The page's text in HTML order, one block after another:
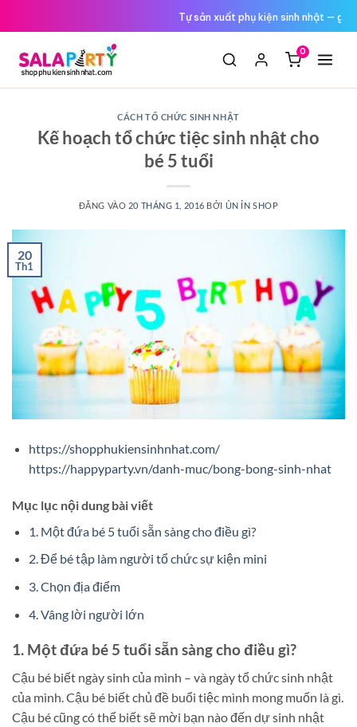
nội
dung
Tự sản xuất phụ kiện sinh nhật —
0
CÁCH TỔ CHỨC SINH NHẬT
Kế hoạch tổ chức tiệc sinh nhật cho
bé 5 tuổi
ĐĂNG VÀO 20 THÁNG 1, 2016 BỞI ỦN ỈN SHOP
20
Th1
https://shopphukiensinhnhat.com/
https://happyparty.vn/danh-muc/bong-bong-sinh-nhat
Mục lục nội dung bài viết
1. Một đứa bé 5 tuổi sẵn sàng cho điều gì?
2. Để bé tập làm người tổ chức sự kiện mini
3. Chọn địa điểm
4. Vâng lời người lớn
1. Một đứa bé 5 tuổi sẵn sàng cho điều gì?
Cậu bé biết ngày sinh của mình – và ngày tổ chức sinh nhật
của mình. Cậu bé biết chủ đề buổi tiệc mình mong muốn là gì.
Cậu bé cũng có thể biết sẽ mời bạn nào đến dự sinh nhật